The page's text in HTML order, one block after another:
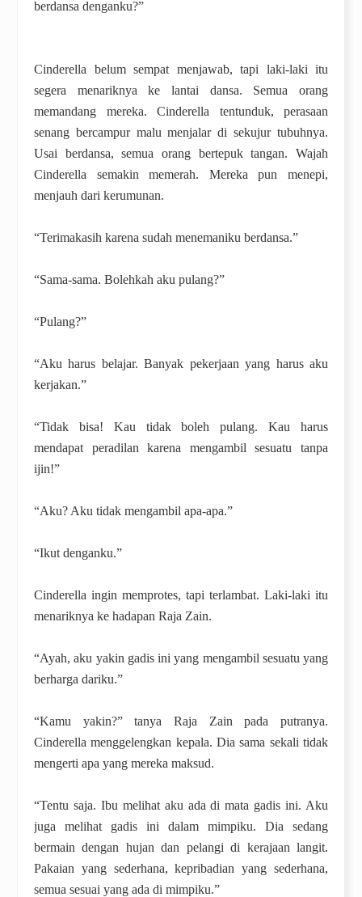
berdansa denganku?”
Cinderella belum sempat menjawab, tapi laki-laki itu
segera menariknya ke lantai dansa. Semua orang
memandang mereka. Cinderella tentunduk, perasaan
senang bercampur malu menjalar di sekujur tubuhnya.
Usai berdansa, semua orang bertepuk tangan. Wajah
Cinderella semakin memerah. Mereka pun menepi,
menjauh dari kerumunan.
“Terimakasih karena sudah menemaniku berdansa.”
“Sama-sama. Bolehkah aku pulang?”
“Pulang?”
“Aku harus belajar. Banyak pekerjaan yang harus aku
kerjakan.”
“Tidak bisa! Kau tidak boleh pulang. Kau harus
mendapat peradilan karena mengambil sesuatu tanpa
ijin!”
“Aku? Aku tidak mengambil apa-apa.”
“Ikut denganku.”
Cinderella ingin memprotes, tapi terlambat. Laki-laki itu
menariknya ke hadapan Raja Zain.
“Ayah, aku yakin gadis ini yang mengambil sesuatu yang
berharga dariku.”
“Kamu yakin?” tanya Raja Zain pada putranya.
Cinderella menggelengkan kepala. Dia sama sekali tidak
mengerti apa yang mereka maksud.
“Tentu saja. Ibu melihat aku ada di mata gadis ini. Aku
juga melihat gadis ini dalam mimpiku. Dia sedang
bermain dengan hujan dan pelangi di kerajaan langit.
Pakaian yang sederhana, kepribadian yang sederhana,
semua sesuai yang ada di mimpiku.”